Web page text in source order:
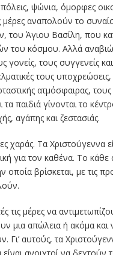
ψώνια, όμορφες
μέρες αναπολούν το
του Άγιου Βασίλη, που
του κόσμου. Αλλά
τους συγγενείς
τους
ατμόσφαιρας,
παιδιά γίνονται το
αγάπης και ζεστασιάς.
χαράς. Τα Χριστούγεννα
για τον καθένα. Το
βρίσκεται, με τις
τις μέρες να
μια απώλεια ή ακόμα
Γι’ αυτούς, τα